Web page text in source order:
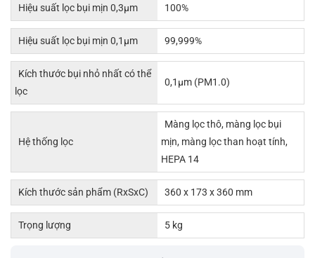
Hiệu suất lọc bụi mịn 0,3µm 100%
Hiệu suất lọc bụi mịn 0,1µm 99,999%
Kích thước bụi nhỏ nhất có thể
lọc
0,1µm (PM1.0)
Hệ thống lọc
Màng lọc thô, màng lọc bụi
mịn, màng lọc than hoạt tính,
HEPA 14
Kích thước sản phẩm (RxSxC) 360 x 173 x 360 mm
Trọng lượng 5 kg